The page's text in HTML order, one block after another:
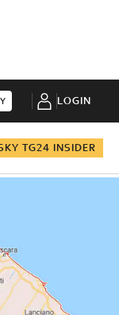
LOGIN
TG24 INSIDER